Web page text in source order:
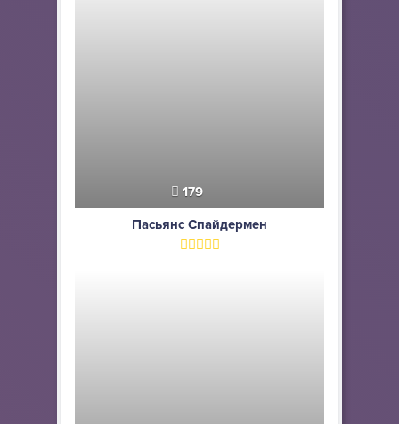
179
Пасьянс Спайдермен